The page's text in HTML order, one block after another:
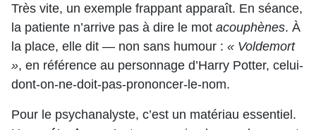
Très vite, un exemple frappant apparaît. En séance,
la patiente n’arrive pas à dire le mot acouphènes. À
la place, elle dit — non sans humour : « Voldemort
», en référence au personnage d’Harry Potter, celui-
dont-on-ne-doit-pas-prononcer-le-nom.
Pour le psychanalyste, c’est un matériau essentiel.